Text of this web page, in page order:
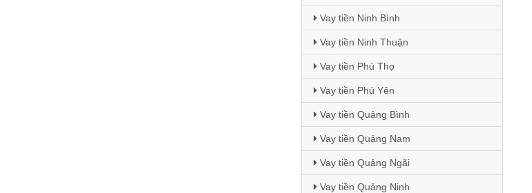
Vay tiền Ninh Bình
Vay tiền Ninh Thuận
Vay tiền Phú Thọ
Vay tiền Phú Yên
Vay tiền Quảng Bình
Vay tiền Quảng Nam
Vay tiền Quảng Ngãi
Vay tiền Quảng Ninh